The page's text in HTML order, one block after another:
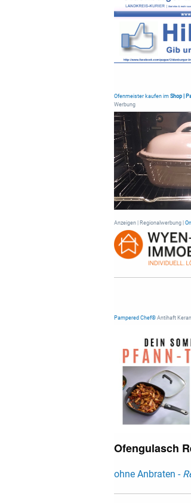
Ofenmeister kaufen im Shop |
Werbung
Anzeigen | Regionalwerbung |
Pampered Chef®Antihaft
Ofengulasch
ohne Anbraten -